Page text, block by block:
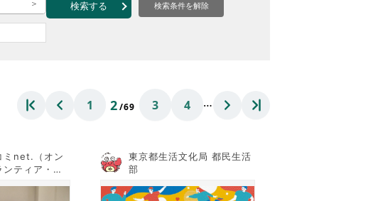
検索する 検索条件を解除
1 2/69 3 4 …
ミnet.（オン
ティア・コ
東京都生活文化局 都民生活
部